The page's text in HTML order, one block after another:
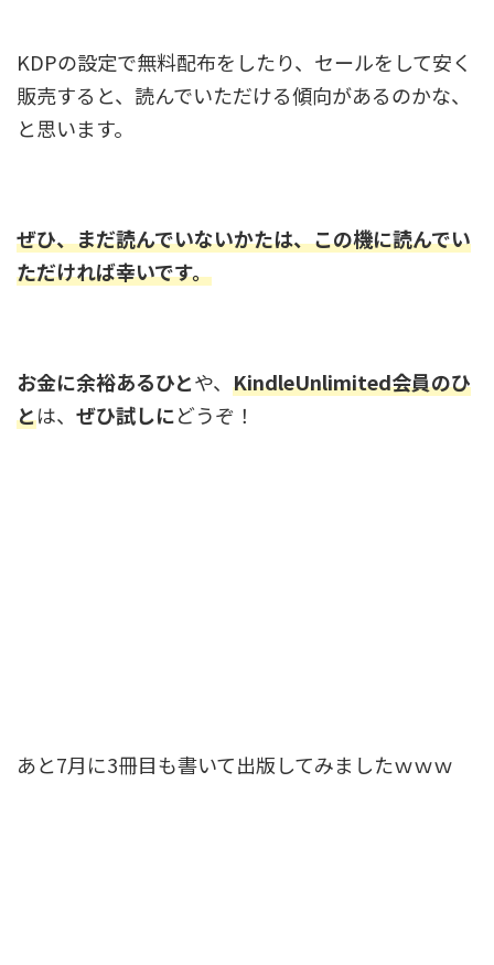
KDPの設定で無料配布をしたり、セールをして安く
販売すると、読んでいただける傾向があるのかな、
と思います。
ぜひ、まだ読んでいないかたは、この機に読んでい
ただければ幸いです。
お金に余裕あるひとや、 KindleUnlimited会員のひ
とは、 ぜひ試しにどうぞ！
あと7月に3冊目も書いて出版してみましたｗｗｗ